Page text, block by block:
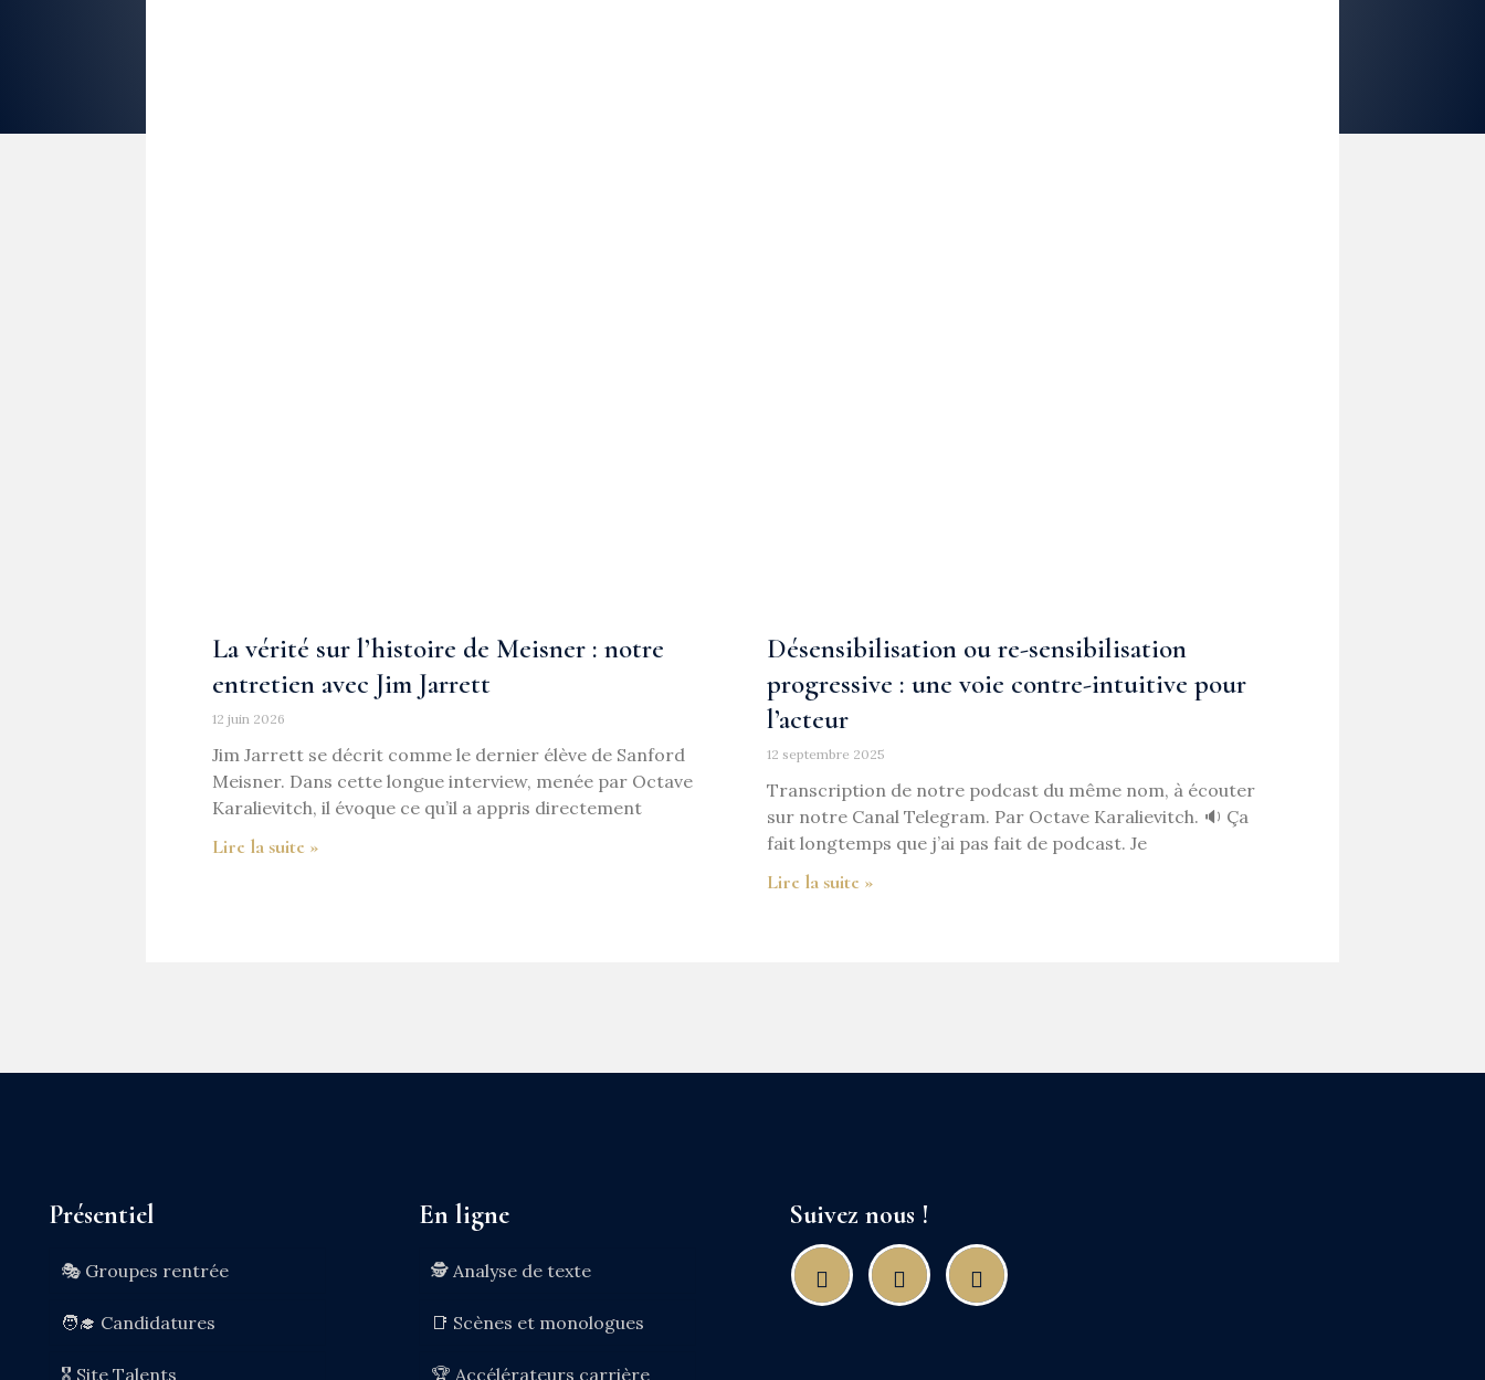
La vérité sur l’histoire de Meisner : notre
entretien avec Jim Jarrett
12 juin 2026
Jim Jarrett se décrit comme le dernier élève de Sanford
Meisner. Dans cette longue interview, menée par Octave
Karalievitch, il évoque ce qu’il a appris directement
Lire la suite »
Désensibilisation ou re-sensibilisation
progressive : une voie contre-intuitive pour
l’acteur
12 septembre 2025
Transcription de notre podcast du même nom, à écouter
sur notre Canal Telegram. Par Octave Karalievitch. 🔉 Ça
fait longtemps que j’ai pas fait de podcast. Je
Lire la suite »
Présentiel
🎭 Groupes rentrée
🧑‍🎓 Candidatures
🎖️ Site Talents
En ligne
🕵️ Analyse de texte
📑 Scènes et monologues
🏆 Accélérateurs carrière
Suivez nous !